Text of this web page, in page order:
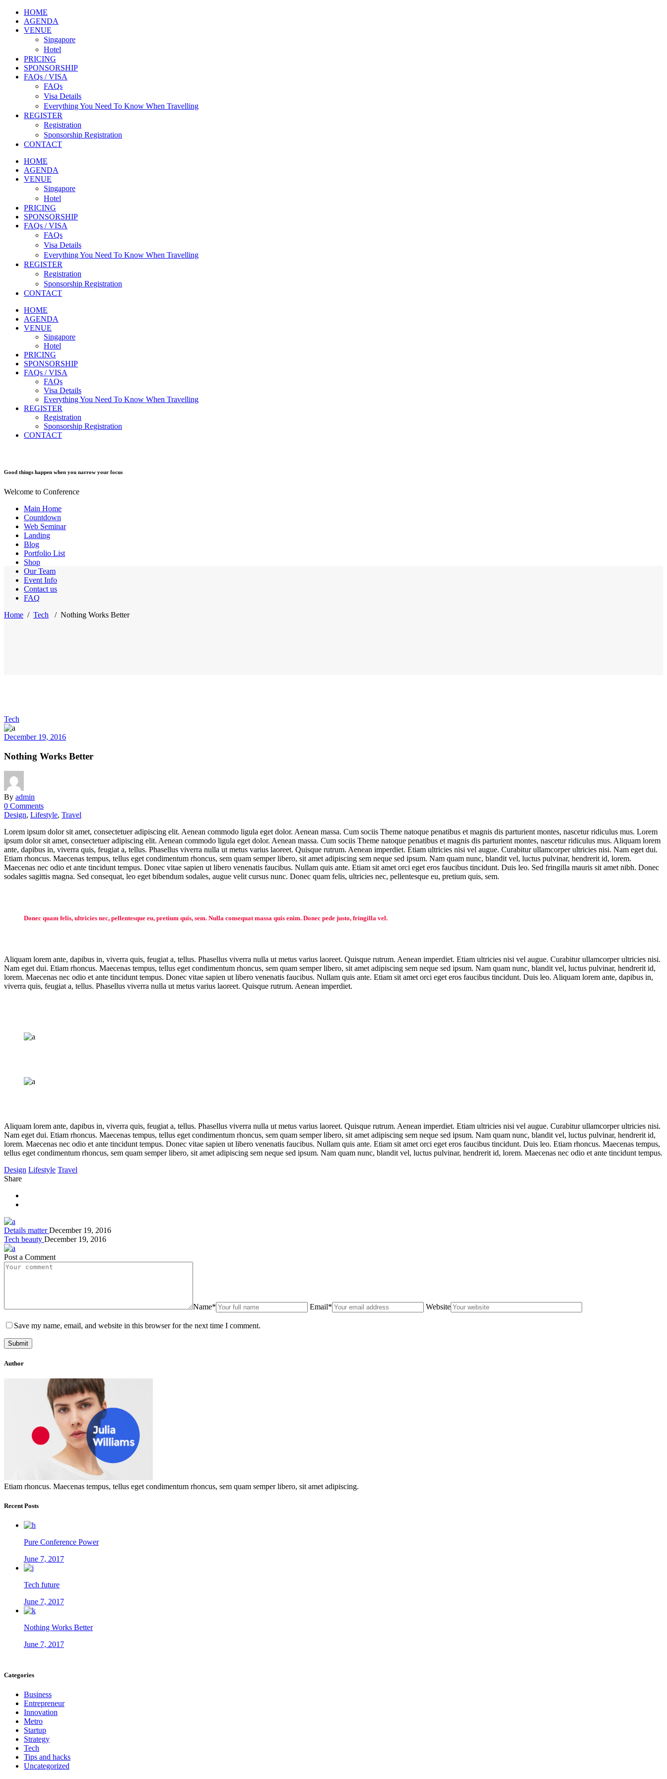
HOME
AGENDA
VENUE
Singapore
Hotel
PRICING
SPONSORSHIP
FAQs / VISA
FAQs
Visa Details
Everything You Need To Know When Travelling
REGISTER
Registration
Sponsorship Registration
CONTACT
HOME
AGENDA
VENUE
Singapore
Hotel
PRICING
SPONSORSHIP
FAQs / VISA
FAQs
Visa Details
Everything You Need To Know When Travelling
REGISTER
Registration
Sponsorship Registration
CONTACT
HOME
AGENDA
VENUE
Singapore
Hotel
PRICING
SPONSORSHIP
FAQs / VISA
FAQs
Visa Details
Everything You Need To Know When Travelling
REGISTER
Registration
Sponsorship Registration
CONTACT
Good things happen when you narrow your focus
Welcome to Conference
Main Home
Countdown
Web Seminar
Landing
Blog
Portfolio List
Shop
Our Team
Event Info
Contact us
FAQ
Home / Tech / Nothing Works Better
Tech
December 19, 2016
Nothing Works Better
By admin
0 Comments
Design, Lifestyle, Travel
Lorem ipsum dolor sit amet, consectetuer adipiscing elit. Aenean commodo ligula eget dolor. Aenean massa. Cum sociis Theme natoque penatibus et magnis dis parturient montes, nascetur ridiculus mus. Lorem
ipsum dolor sit amet, consectetuer adipiscing elit. Aenean commodo ligula eget dolor. Aenean massa. Cum sociis Theme natoque penatibus et magnis dis parturient montes, nascetur ridiculus mus. Aliquam lorem
ante, dapibus in, viverra quis, feugiat a, tellus. Phasellus viverra nulla ut metus varius laoreet. Quisque rutrum. Aenean imperdiet. Etiam ultricies nisi vel augue. Curabitur ullamcorper ultricies nisi. Nam eget dui.
Etiam rhoncus. Maecenas tempus, tellus eget condimentum rhoncus, sem quam semper libero, sit amet adipiscing sem neque sed ipsum. Nam quam nunc, blandit vel, luctus pulvinar, hendrerit id, lorem.
Maecenas nec odio et ante tincidunt tempus. Donec vitae sapien ut libero venenatis faucibus. Nullam quis ante. Etiam sit amet orci eget eros faucibus tincidunt. Duis leo. Sed fringilla mauris sit amet nibh. Donec
sodales sagittis magna. Sed consequat, leo eget bibendum sodales, augue velit cursus nunc. Donec quam felis, ultricies nec, pellentesque eu, pretium quis, sem.
Donec quam felis, ultricies nec, pellentesque eu, pretium quis, sem. Nulla consequat massa quis enim. Donec pede justo, fringilla vel.
Aliquam lorem ante, dapibus in, viverra quis, feugiat a, tellus. Phasellus viverra nulla ut metus varius laoreet. Quisque rutrum. Aenean imperdiet. Etiam ultricies nisi vel augue. Curabitur ullamcorper ultricies nisi.
Nam eget dui. Etiam rhoncus. Maecenas tempus, tellus eget condimentum rhoncus, sem quam semper libero, sit amet adipiscing sem neque sed ipsum. Nam quam nunc, blandit vel, luctus pulvinar, hendrerit id,
lorem. Maecenas nec odio et ante tincidunt tempus. Donec vitae sapien ut libero venenatis faucibus. Nullam quis ante. Etiam sit amet orci eget eros faucibus tincidunt. Duis leo. Aliquam lorem ante, dapibus in,
viverra quis, feugiat a, tellus. Phasellus viverra nulla ut metus varius laoreet. Quisque rutrum. Aenean imperdiet.
Aliquam lorem ante, dapibus in, viverra quis, feugiat a, tellus. Phasellus viverra nulla ut metus varius laoreet. Quisque rutrum. Aenean imperdiet. Etiam ultricies nisi vel augue. Curabitur ullamcorper ultricies nisi.
Nam eget dui. Etiam rhoncus. Maecenas tempus, tellus eget condimentum rhoncus, sem quam semper libero, sit amet adipiscing sem neque sed ipsum. Nam quam nunc, blandit vel, luctus pulvinar, hendrerit id,
lorem. Maecenas nec odio et ante tincidunt tempus. Donec vitae sapien ut libero venenatis faucibus. Nullam quis ante. Etiam sit amet orci eget eros faucibus tincidunt. Duis leo. Etiam rhoncus. Maecenas tempus,
tellus eget condimentum rhoncus, sem quam semper libero, sit amet adipiscing sem neque sed ipsum. Nam quam nunc, blandit vel, luctus pulvinar, hendrerit id, lorem. Maecenas nec odio et ante tincidunt tempus.
Design Lifestyle Travel
Share
Details matterDecember 19, 2016
Tech beauty December 19, 2016
Post a Comment
Name* Email* Website
Save my name, email, and website in this browser for the next time I comment.
Author
Etiam rhoncus. Maecenas tempus, tellus eget condimentum rhoncus, sem quam semper libero, sit amet adipiscing.
Recent Posts
Pure Conference Power
June 7, 2017
Tech future
June 7, 2017
Nothing Works Better
June 7, 2017
Categories
Business
Entrepreneur
Innovation
Metro
Startup
Strategy
Tech
Tips and hacks
Uncategorized